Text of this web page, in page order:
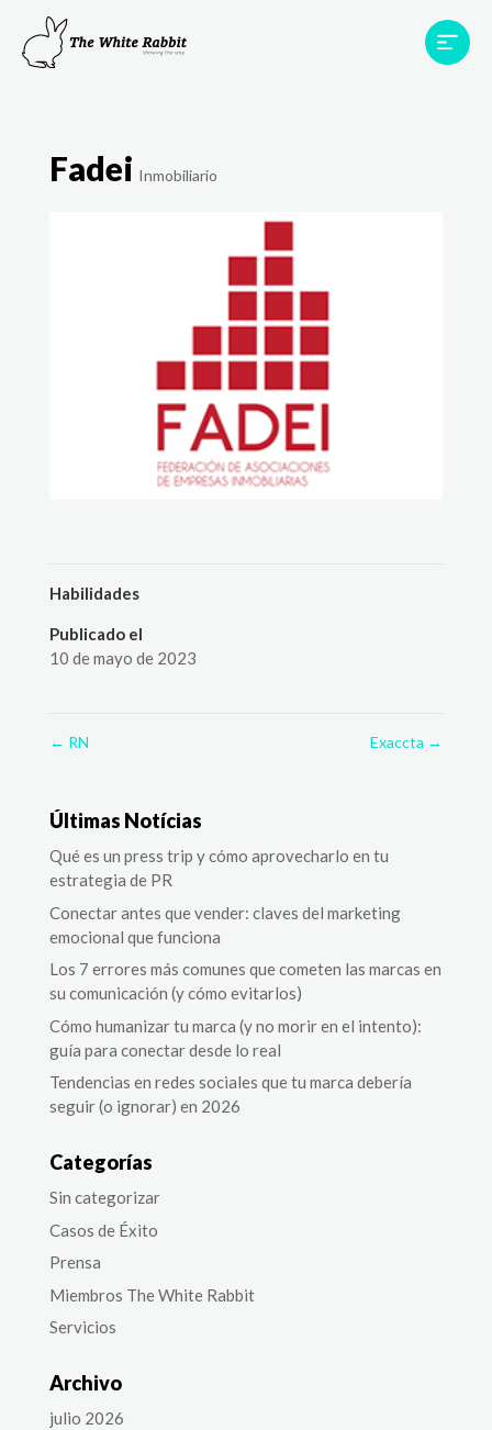
Proyectos
Testimonios
Fadei Inmobiliario
Habilidades
Publicado el
10 de mayo de 2023
← RN Exaccta →
Últimas Notícias
Qué es un press trip y cómo aprovecharlo en tu
estrategia de PR
Conectar antes que vender: claves del marketing
emocional que funciona
Los 7 errores más comunes que cometen las marcas en
su comunicación (y cómo evitarlos)
Cómo humanizar tu marca (y no morir en el intento):
guía para conectar desde lo real
Tendencias en redes sociales que tu marca debería
seguir (o ignorar) en 2026
Categorías
Sin categorizar
Casos de Éxito
Prensa
Miembros The White Rabbit
Servicios
Archivo
julio 2026